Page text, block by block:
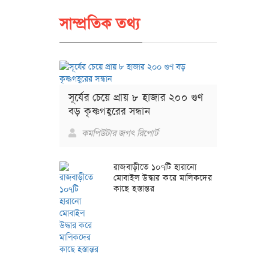
সাম্প্রতিক তথ্য
সূর্যের চেয়ে প্রায় ৮ হাজার ২০০ গুণ
বড় কৃষ্ণগহ্বরের সন্ধান
কমপিউটার জগৎ রিপোর্ট
রাজবাড়ীতে ১০৭টি হারানো
মোবাইল উদ্ধার করে মালিকদের
কাছে হস্তান্তর